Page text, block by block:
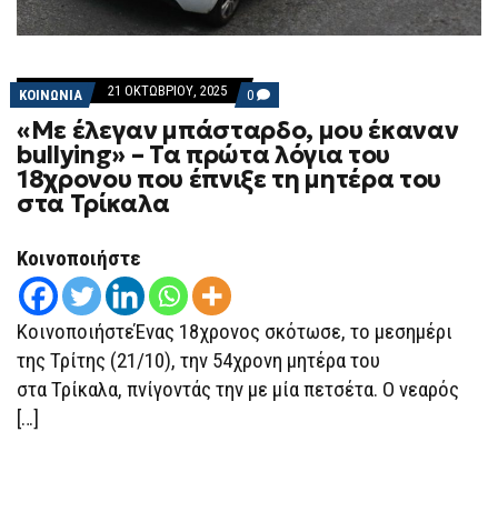
ΚΟΙΝΩΝΙΑ 21 ΟΚΤΩΒΡΊΟΥ, 2025 0 COMMENTS
ON
«ΜΕ
ΈΛΕΓΑΝ
ΜΠΆΣΤΑΡΔΟ,
ΜΟΥ
ΈΚΑΝΑΝ
ΠΟΥ
ΈΠΝΙΞΕ
ΤΗ
ΜΗΤΈΡΑ
ΤΟΥ
«Με έλεγαν μπάσταρδο, μου έκαναν
bullying» – Τα πρώτα λόγια του
18χρονου που έπνιξε τη μητέρα του
στα Τρίκαλα
Κοινοποιήστε
ΚοινοποιήστεΈνας 18χρονος σκότωσε, το μεσημέρι
της Τρίτης (21/10), την 54χρονη μητέρα του
στα Τρίκαλα, πνίγοντάς την με μία πετσέτα. Ο νεαρός
[…]